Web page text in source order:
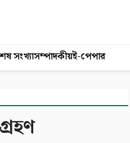
সংখ্যাসম্পাদকীয়ই-পেপার